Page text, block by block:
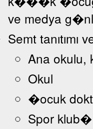
ve medya
Semt
Ana okulu,
Okul
�ocuk
Spor klub�